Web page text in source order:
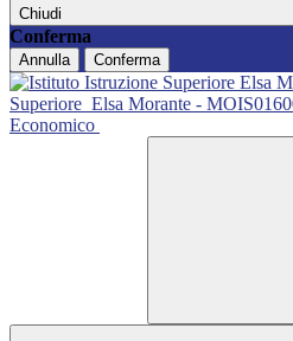
Chiudi
Conferma
Annulla Conferma
Superiore Elsa Morante -
Economico